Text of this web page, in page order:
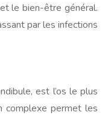
le bien-être général.
par les infections
est l’os le plus
complexe permet les